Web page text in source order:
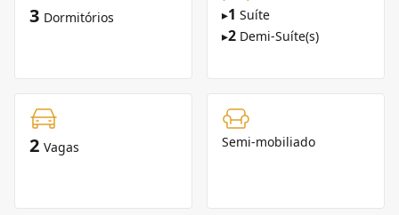
3 Dormitórios ▸1 Suíte
▸2 Demi-Suíte(s)
2 Vagas Semi-mobiliado